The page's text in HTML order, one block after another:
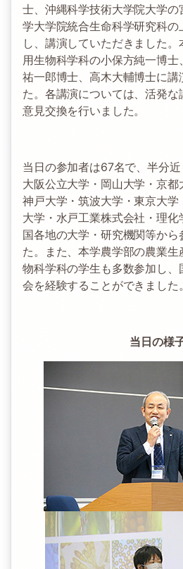
士、沖縄科学技術大学院大学
学大学院統合生命科学研究科の
し、講演していただきました
用生物科学科の小保方純一博
祐一郎博士、高木大輔博士に講
た。各講演については、活発
意見交換を行いました。
当日の参加者は67名で、半分近
大阪公立大学・岡山大学・京都
神戸大学・筑波大学・東京大
大学・水戸工業株式会社・理
国各地の大学・研究機関等から
た。また、本学農学部の農業
物科学科の学生も多数参加し
会を経験することができました。
当日の様